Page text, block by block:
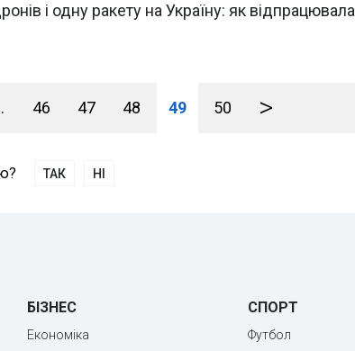
і одну ракету на Україну: як відпрацювала
46 47 48 49 50 >
ТАК НІ
БІЗНЕС
Економіка
СПОРТ
Футбол